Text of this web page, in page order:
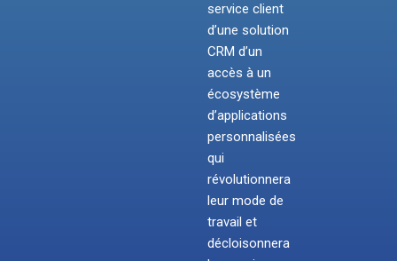
service client
d’une solution
CRM d’un
accès à un
écosystème
d’applications
personnalisées
qui
révolutionnera
leur mode de
travail et
décloisonnera